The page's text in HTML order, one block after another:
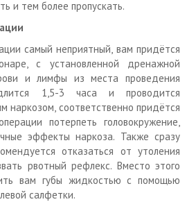
и тем более пропускать.
самый неприятный, вам придётся
с установленной дренажной
и лимфы из места проведения
1,5-3 часа и проводится
наркозом, соответственно придётся
потерпеть головокружение,
эффекты наркоза. Также сразу
отказаться от утоления
рвотный рефлекс. Вместо этого
вам губы жидкостью с помощью
салфетки.